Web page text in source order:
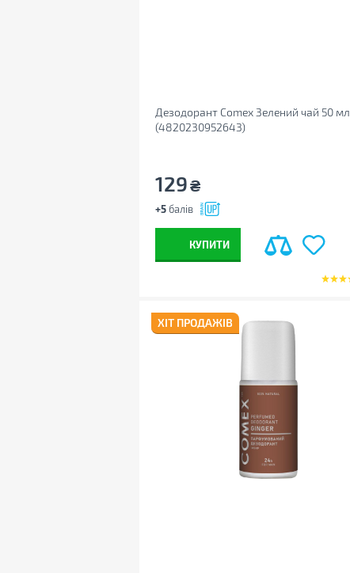
Дезодорант Comex Зелений чай 50 мл
(4820230952643)
129₴
+5 балів
КУПИТИ
ХІТ ПРОДАЖІВ